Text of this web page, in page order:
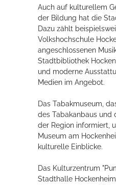
Auch auf kulturellem
der Bildung hat die
Dazu zählt
Volkshochschule
angeschlossenen
Stadtbibliothek
und moderne
Medien im Angebot.
Das Tabakmuseum,
des Tabakanbaus und
der Region informiert,
Museum am
kulturelle Einblicke.
Das Kulturzentrum
Stadthalle